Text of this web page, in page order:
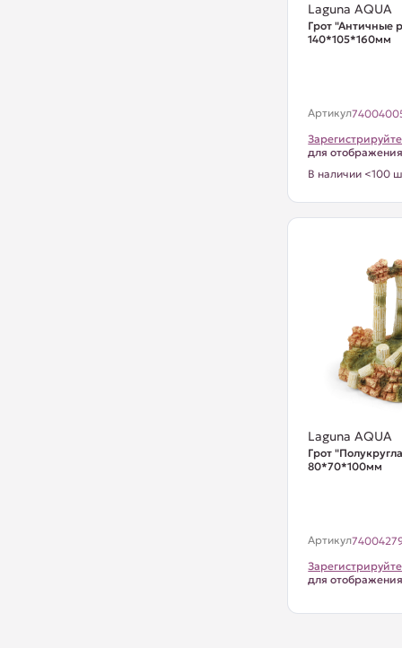
Laguna AQUA
Грот "Античные
140*105*160мм
Артикул
для
В наличии <100
Laguna AQUA
Грот
80*70*100мм
Артикул
для